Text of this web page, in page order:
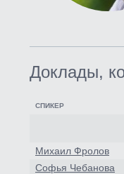
Доклады,
СПИКЕР
Михаил Фролов
Софья Чебанова